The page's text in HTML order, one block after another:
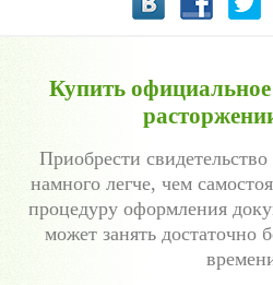
Купить официальное
Приобрести
намного легче, чем
процедуру оформления
может занять достаточно